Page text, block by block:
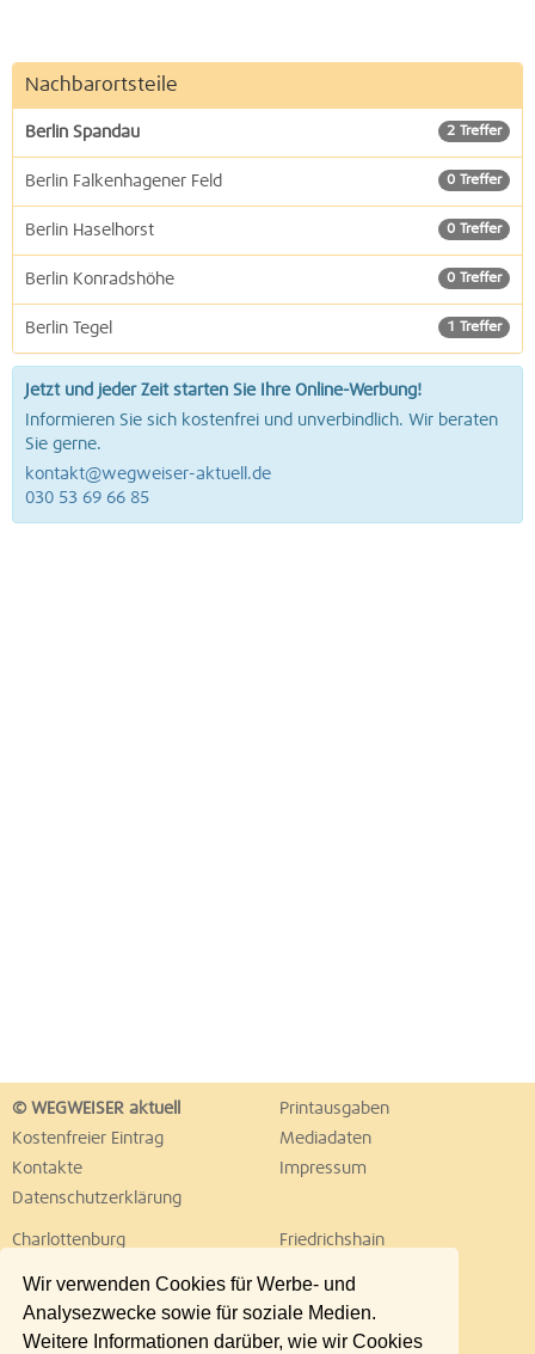
Wir verwenden Cookies für Werbe- und
Analysezwecke sowie für soziale Medien.
Weitere Informationen darüber, wie wir Cookies
Nachbarortsteile
2 Treffer
Berlin Spandau
0 Treffer
Berlin Falkenhagener Feld
0 Treffer
Berlin Haselhorst
0 Treffer
Berlin Konradshöhe
1 Treffer
Berlin Tegel
Jetzt und jeder Zeit starten Sie Ihre Online-Werbung!
Informieren Sie sich kostenfrei und unverbindlich. Wir beraten
Sie gerne.
kontakt@wegweiser-aktuell.de
030 53 69 66 85
© WEGWEISER aktuell
Printausgaben
Kostenfreier Eintrag
Mediadaten
Kontakte
Impressum
Datenschutzerklärung
Charlottenburg
Friedrichshain
Lichtenberg
Marzahn